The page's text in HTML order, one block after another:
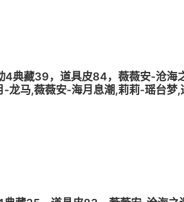
4典藏39，道具皮84，薇薇安-沧
龙马,薇薇安-海月息潮,莉莉-瑶台梦
-狡,逍遥-菠萝吹雪,薇薇安-雪莉杨,